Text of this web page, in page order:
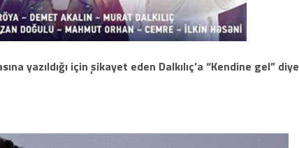
yazıldığı için şikayet eden Dalkılıç’a “Kendine gel” diye